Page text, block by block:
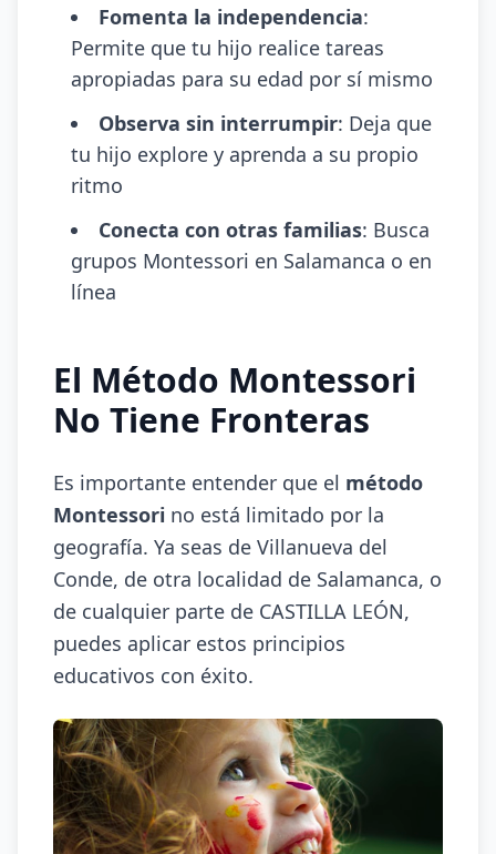
Fomenta la independencia:
Permite que tu hijo realice tareas
apropiadas para su edad por sí mismo
Observa sin interrumpir: Deja que
tu hijo explore y aprenda a su propio
ritmo
Conecta con otras familias: Busca
grupos Montessori en Salamanca o en
línea
El Método Montessori
No Tiene Fronteras
Es importante entender que el método
Montessori no está limitado por la
geografía. Ya seas de Villanueva del
Conde, de otra localidad de Salamanca, o
de cualquier parte de CASTILLA LEÓN,
puedes aplicar estos principios
educativos con éxito.